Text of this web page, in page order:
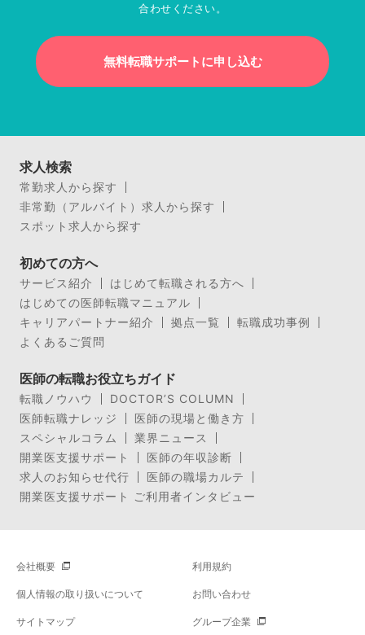
合わせください。
無料転職サポートに申し込む
求人検索
常勤求人から探す
非常勤（アルバイト）求人から探す
スポット求人から探す
初めての方へ
サービス紹介
はじめて転職される方へ
はじめての医師転職マニュアル
キャリアパートナー紹介
拠点一覧
転職成功事例
よくあるご質問
医師の転職お役立ちガイド
転職ノウハウ
DOCTOR’S COLUMN
医師転職ナレッジ
医師の現場と働き方
スペシャルコラム
業界ニュース
開業医支援サポート
医師の年収診断
求人のお知らせ代行
医師の職場カルテ
開業医支援サポート ご利用者インタビュー
会社概要 利用規約
個人情報の取り扱いについて お問い合わせ
サイトマップ グループ企業